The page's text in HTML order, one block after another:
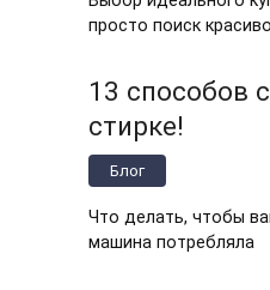
просто поиск
13 способов
стирке!
Блог
Что делать, чтобы
машина потребляла